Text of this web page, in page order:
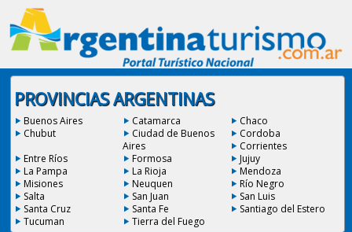
PROVINCIAS ARGENTINAS
Buenos Aires Catamarca
Chaco
Chubut
Ciudad de Buenos
Aires
Cordoba
Corrientes
Entre Ríos
Formosa
Jujuy
La Pampa
La Rioja
Mendoza
Misiones
Neuquen
Río Negro
Salta
San Juan
San Luis
Santa Cruz
Santa Fe
Santiago del Estero
Tucuman
Tierra del Fuego